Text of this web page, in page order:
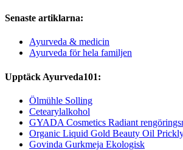
Senaste artiklarna:
Ayurveda & medicin
Ayurveda för hela familjen
Upptäck Ayurveda101:
Ölmühle Solling
Cetearylalkohol
GYADA Cosmetics Radiant
Organic Liquid Gold Beauty Oil
Govinda Gurkmeja Ekologisk